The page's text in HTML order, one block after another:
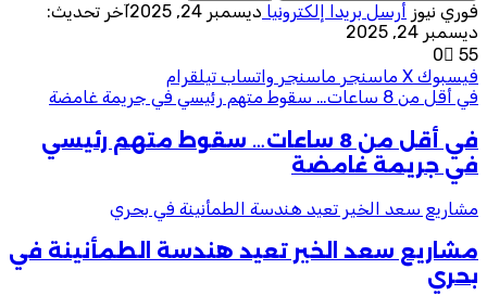
فوري نيوز أرسل بريدا إلكترونيا ديسمبر 24, 2025
آخر تحديث:
ديسمبر 24, 2025
0
55
فيسبوك ‫X ماسنجر ماسنجر واتساب تيلقرام
في أقل من 8 ساعات… سقوط متهم رئيسي في جريمة غامضة
في أقل من 8 ساعات… سقوط متهم رئيسي
في جريمة غامضة
مشاريع سعد الخير تعيد هندسة الطمأنينة في بحري
مشاريع سعد الخير تعيد هندسة الطمأنينة في
بحري